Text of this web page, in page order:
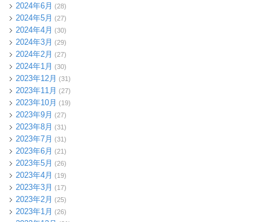
2024年6月 (28)
2024年5月 (27)
2024年4月 (30)
2024年3月 (29)
2024年2月 (27)
2024年1月 (30)
2023年12月 (31)
2023年11月 (27)
2023年10月 (19)
2023年9月 (27)
2023年8月 (31)
2023年7月 (31)
2023年6月 (21)
2023年5月 (26)
2023年4月 (19)
2023年3月 (17)
2023年2月 (25)
2023年1月 (26)